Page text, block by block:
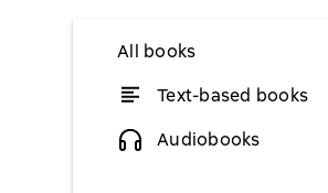
All books
Text-based books
Audiobooks